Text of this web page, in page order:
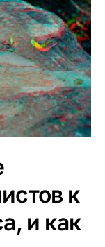
к
и как